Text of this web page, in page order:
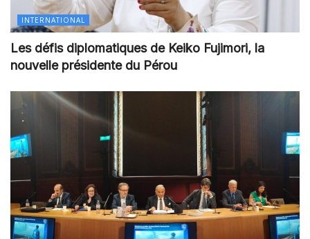
INTERNATIONAL
Les défis diplomatiques de Keiko Fujimori, la
nouvelle présidente du Pérou